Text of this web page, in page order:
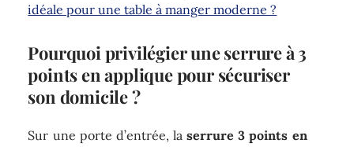
idéale pour une table à manger moderne ?
Pourquoi privilégier une serrure à 3
points en applique pour sécuriser
son domicile ?
Sur une porte d’entrée, laserrure 3 points en